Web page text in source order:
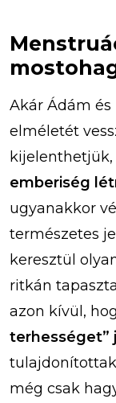
Akár Ádám és
elméletét
kijelenthetjük,
emberiség
ugyanakkor
természetes
keresztül
ritkán
azon kívül,
terhességet”
még csak